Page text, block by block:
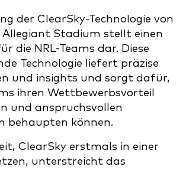
der ClearSky-Technologie von
Stadium stellt einen
die NRL-Teams dar. Diese
Technologie liefert präzise
und insights und sorgt dafür,
ihren Wettbewerbsvorteil
und anspruchsvollen
behaupten können.
ClearSky erstmals in einer
unterstreicht das